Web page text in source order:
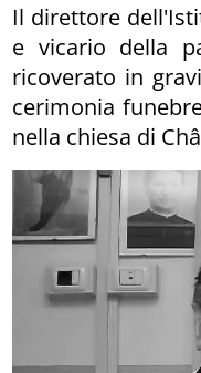
Il direttore
e vicario della
ricoverato in
cerimonia
nella chiesa di